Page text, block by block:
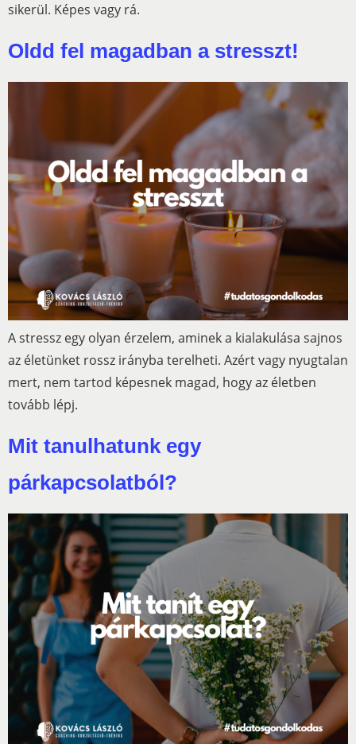
sikerül. Képes vagy rá.
Oldd fel magadban a stresszt!
A stressz egy olyan érzelem, aminek a kialakulása sajnos
az életünket rossz irányba terelheti. Azért vagy nyugtalan
mert, nem tartod képesnek magad, hogy az életben
tovább lépj.
Mit tanulhatunk egy
párkapcsolatból?